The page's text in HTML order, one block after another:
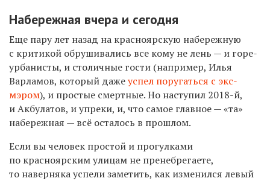
Набережная вчера и сегодня
Еще пару лет назад на красноярскую набережную
с критикой обрушивались все кому не лень — и горе-
урбанисты, и столичные гости (например, Илья
Варламов, который дажеуспел поругаться с экс-
мэром), и простые смертные. Но наступил 2018-й,
и Акбулатов, и упреки, и, что самое главное — «та»
набережная — всё осталось в прошлом.
Если вы человек простой и прогулками
по красноярским улицам не пренебрегаете,
то наверняка успели заметить, как изменился левый